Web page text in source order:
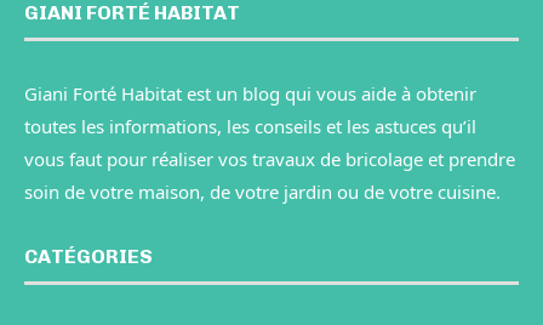
GIANI FORTÉ HABITAT
Giani Forté Habitat est un blog qui vous aide à obtenir
toutes les informations, les conseils et les astuces qu’il
vous faut pour réaliser vos travaux de bricolage et prendre
soin de votre maison, de votre jardin ou de votre cuisine.
CATÉGORIES